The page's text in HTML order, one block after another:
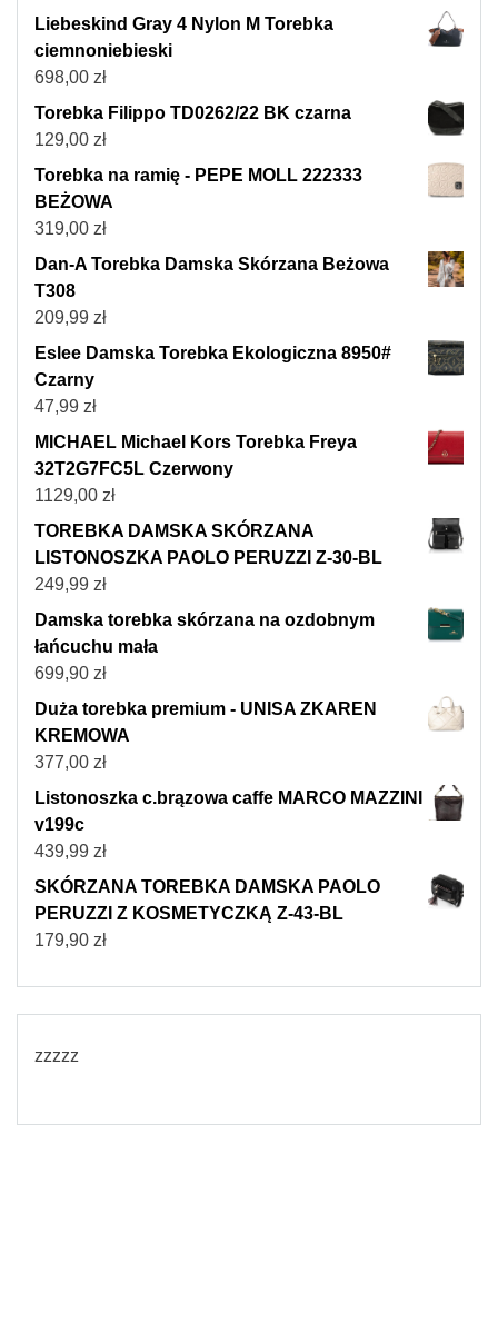
Liebeskind Gray 4 Nylon M Torebka
ciemnoniebieski
698,00 zł
Torebka Filippo TD0262/22 BK czarna
129,00 zł
Torebka na ramię - PEPE MOLL 222333
BEŻOWA
319,00 zł
Dan-A Torebka Damska Skórzana Beżowa
T308
209,99 zł
Eslee Damska Torebka Ekologiczna 8950#
Czarny
47,99 zł
MICHAEL Michael Kors Torebka Freya
32T2G7FC5L Czerwony
1129,00 zł
TOREBKA DAMSKA SKÓRZANA
LISTONOSZKA PAOLO PERUZZI Z-30-BL
249,99 zł
Damska torebka skórzana na ozdobnym
łańcuchu mała
699,90 zł
Duża torebka premium - UNISA ZKAREN
KREMOWA
377,00 zł
Listonoszka c.brązowa caffe MARCO MAZZINI
v199c
439,99 zł
SKÓRZANA TOREBKA DAMSKA PAOLO
PERUZZI Z KOSMETYCZKĄ Z-43-BL
179,90 zł
zzzzz